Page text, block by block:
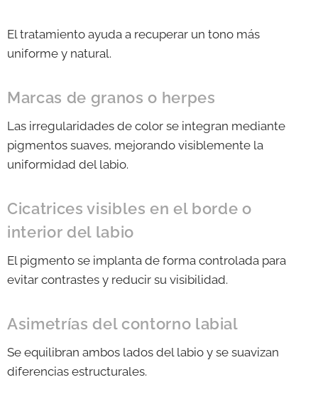
El tratamiento ayuda a recuperar un tono más
uniforme y natural.
Marcas de granos o herpes
Las irregularidades de color se integran mediante
pigmentos suaves, mejorando visiblemente la
uniformidad del labio.
Cicatrices visibles en el borde o
interior del labio
El pigmento se implanta de forma controlada para
evitar contrastes y reducir su visibilidad.
Asimetrías del contorno labial
Se equilibran ambos lados del labio y se suavizan
diferencias estructurales.